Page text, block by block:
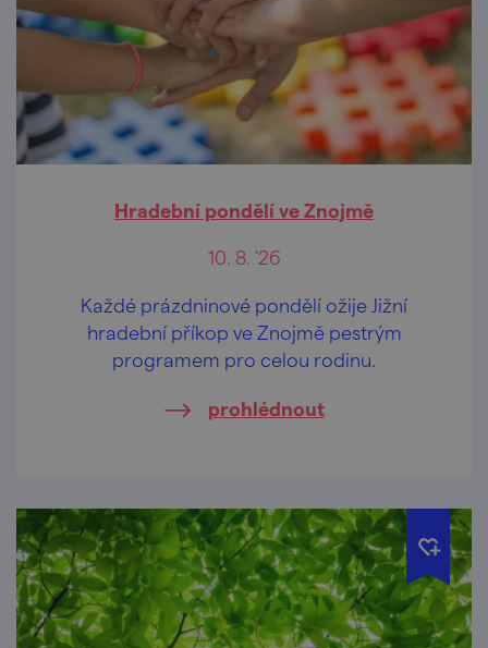
Hradební pondělí ve Znojmě
10. 8. '26
Každé prázdninové pondělí ožije Jižní
hradební příkop ve Znojmě pestrým
programem pro celou rodinu.
prohlédnout